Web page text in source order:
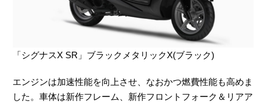
「シグナスX SR」ブラックメタリックX(ブラック)
エンジンは加速性能を向上させ、なおかつ燃費性能も高めま
した。車体は新作フレーム、新作フロントフォーク＆リアア